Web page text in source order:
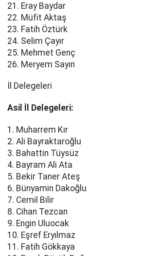
21. Eray Baydar
22. Müfit Aktaş
23. Fatih Öztürk
24. Selim Çayır
25. Mehmet Genç
26. Meryem Sayın
İl Delegeleri
Asil İl Delegeleri:
1. Muharrem Kır
2. Ali Bayraktaroğlu
3. Bahattin Tüysüz
4. Bayram Ali Ata
5. Bekir Taner Ateş
6. Bünyamin Dakoğlu
7. Cemil Bilir
8. Cihan Tezcan
9. Engin Uluocak
10. Eşref Eryılmaz
11. Fatih Gökkaya